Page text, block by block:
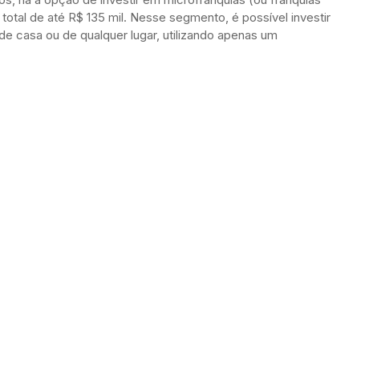
de até R$ 135 mil. Nesse segmento, é possível investir
casa ou de qualquer lugar, utilizando apenas um